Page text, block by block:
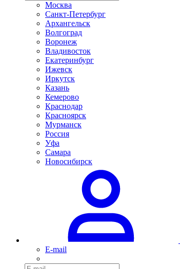
Москва
Санкт-Петербург
Архангельск
Волгоград
Воронеж
Владивосток
Екатеринбург
Ижевск
Иркутск
Казань
Кемерово
Краснодар
Красноярск
Мурманск
Россия
Уфа
Самара
Новосибирск
E-mail